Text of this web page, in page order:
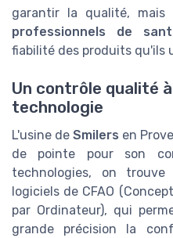
garantir la qualité, mais
professionnels de
fiabilité des produits qu'ils
Un contrôle qualité
technologie
L'usine de Smilers en
de pointe pour son
technologies, on
logiciels de CFAO
par Ordinateur), qui
grande précision la